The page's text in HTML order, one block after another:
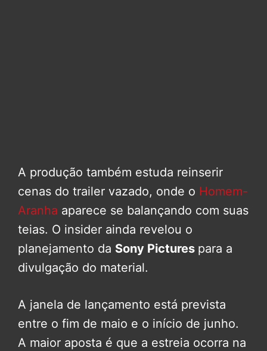
A produção também estuda reinserir
cenas do trailer vazado, onde o Homem-
Aranha aparece se balançando com suas
teias. O insider ainda revelou o
planejamento da Sony Pictures para a
divulgação do material.
A janela de lançamento está prevista
entre o fim de maio e o início de junho.
A maior aposta é que a estreia ocorra na